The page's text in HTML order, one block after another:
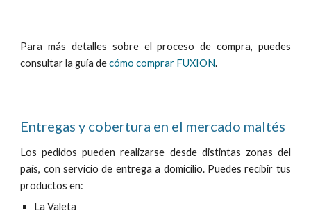
Para más detalles sobre el proceso de compra, puedes
consultar la guía decómo comprar FUXION.
Entregas y cobertura en el mercado maltés
Los pedidos pueden realizarse desde distintas zonas del
país, con servicio de entrega a domicilio. Puedes recibir tus
productos en:
La Valeta